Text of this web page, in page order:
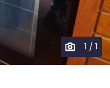
1 / 1